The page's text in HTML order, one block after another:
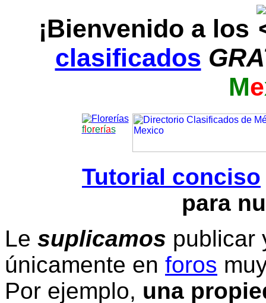
¡Bienvenido a los
clasificados
Me
florerías
Tutorial conciso
para
Le suplicamos publicar
únicamente en foros
Por ejemplo, una